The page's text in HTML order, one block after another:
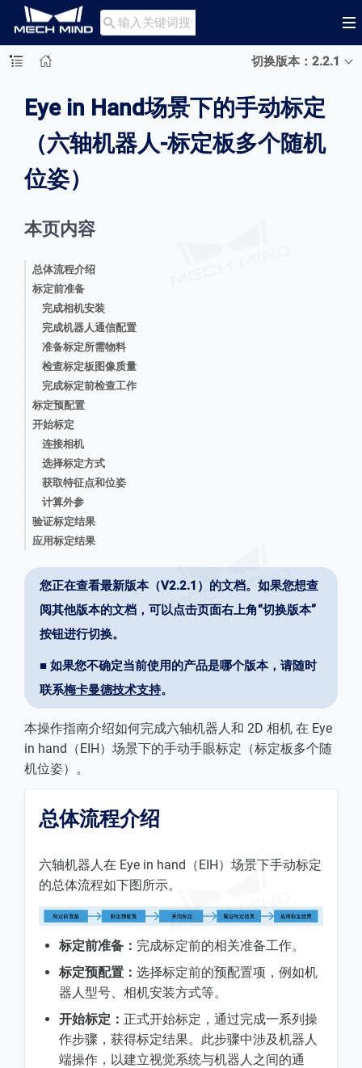

切换版本：2.2.1
Eye in Hand场景下的手动标定
（六轴机器人-标定板多个随机
位姿）
本页内容
总体流程介绍
标定前准备
完成相机安装
完成机器人通信配置
准备标定所需物料
检查标定板图像质量
完成标定前检查工作
标定预配置
开始标定
连接相机
选择标定方式
获取特征点和位姿
计算外参
验证标定结果
应用标定结果
您正在查看最新版本（V2.2.1）的文档。如果您想查
阅其他版本的文档，可以点击页面右上角“切换版本”
按钮进行切换。
■ 如果您不确定当前使用的产品是哪个版本，请随时
联系梅卡曼德技术支持。
本操作指南介绍如何完成六轴机器人和 2D 相机 在 Eye
in hand（EIH）场景下的手动手眼标定（标定板多个随
机位姿）。
总体流程介绍
六轴机器人在 Eye in hand（EIH）场景下手动标定
的总体流程如下图所示。
标定前准备： 完成标定前的相关准备工作。
标定预配置： 选择标定前的预配置项，例如机
器人型号、相机安装方式等。
开始标定： 正式开始标定，通过完成一系列操
作步骤，获得标定结果。此步骤中涉及机器人
端操作，以建立视觉系统与机器人之间的通